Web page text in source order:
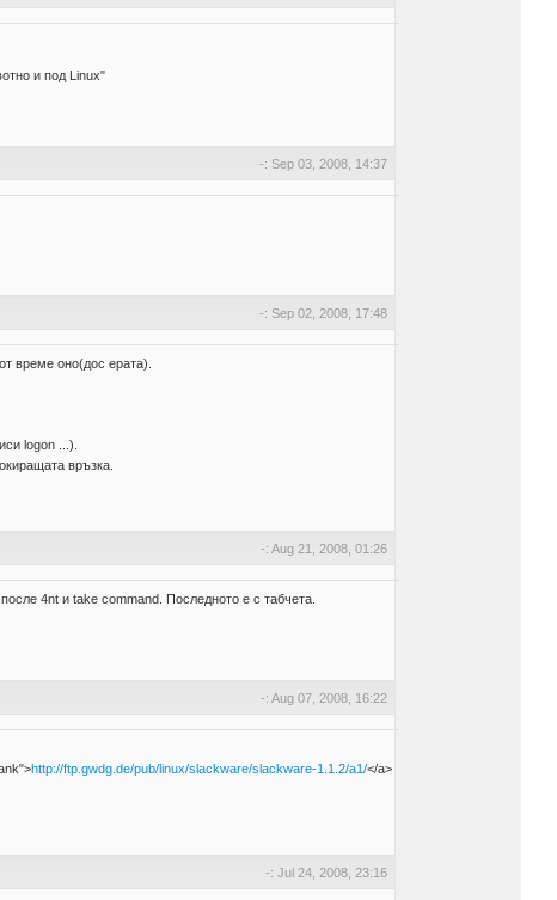
и под Linux"
-: Sep 03, 2008, 14:37
-: Sep 02, 2008, 17:48
време оно(дос ерата).
logon ...).
връзка.
-: Aug 21, 2008, 01:26
4nt и take command. Последното е с табчета.
-: Aug 07, 2008, 16:22
http://ftp.gwdg.de/pub/linux/slackware/slackware-1.1.2/a1/</a>
-: Jul 24, 2008, 23:16